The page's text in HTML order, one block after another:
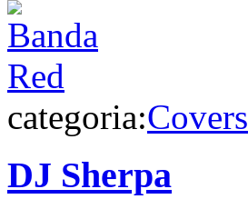
categoria:Covers
DJ Sherpa